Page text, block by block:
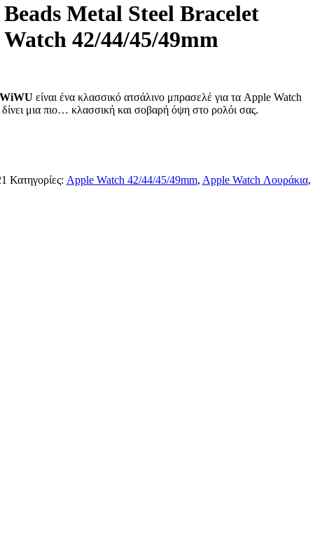
Metal Steel Bracelet
42/44/45/49mm
WiWU είναι ένα κλασσικό ατσάλινο μπρασελέ για τα Apple Watch
μια πιο… κλασσική και σοβαρή όψη στο ρολόι σας.
Κατηγορίες: Apple Watch 42/44/45/49mm, Apple Watch Λουράκια,